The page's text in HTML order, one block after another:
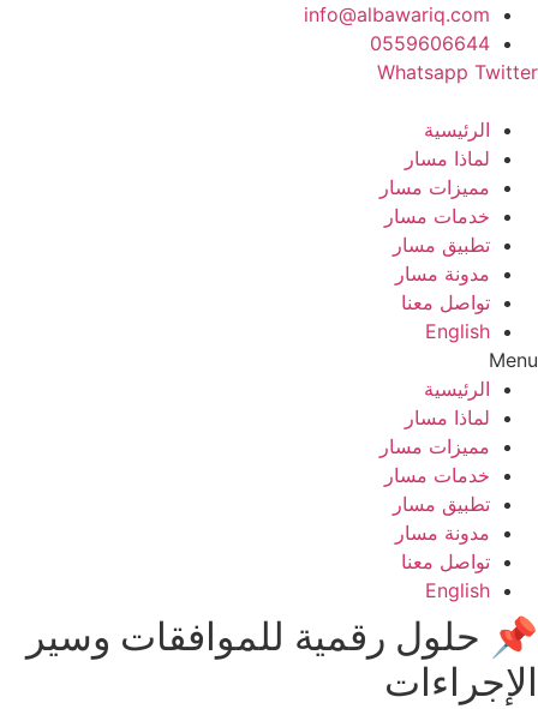
Skip
content
info@albawariq.com
0559606644
Whatsapp Twitter
الرئيسية
لماذا مسار
مميزات مسار
خدمات مسار
تطبيق مسار
مدونة مسار
تواصل معنا
English
Menu
الرئيسية
لماذا مسار
مميزات مسار
خدمات مسار
تطبيق مسار
مدونة مسار
تواصل معنا
English
📌 حلول رقمية للموافقات وسير
الإجراءات